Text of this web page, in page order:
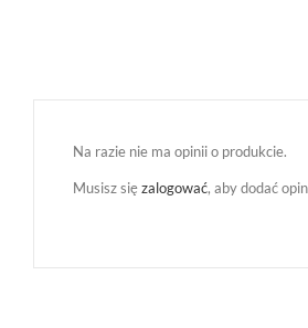
Na razie nie ma opinii o produkcie.
Musisz sięzalogować, aby dodać